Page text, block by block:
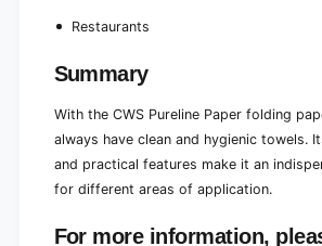
Restaurants
Summary
With the CWS Pureline Paper folding
always have clean and hygienic towels.
and practical features make it an
for different areas of application.
For more information,